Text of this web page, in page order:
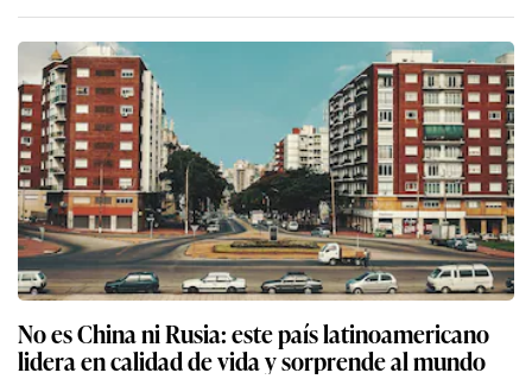
No es China ni Rusia: este país latinoamericano
lidera en calidad de vida y sorprende al mundo